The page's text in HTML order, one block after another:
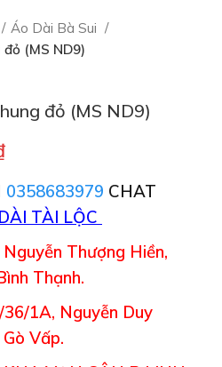
Áo Dài Bà Sui
(MS ND9)
đỏ (MS ND9)
0358683979 CHAT
TÀI LỘC
Thượng Hiền,
Thạnh.
1A, Nguyễn Duy
Vấp.